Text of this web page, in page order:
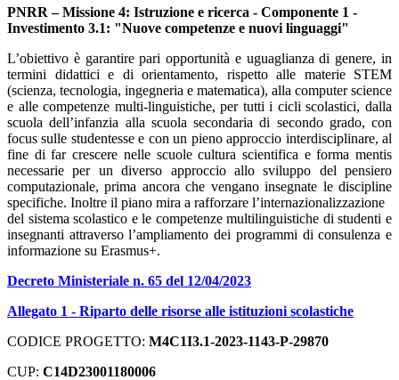
PNRR – Missione 4: Istruzione e ricerca - Componente 1 -
Investimento 3.1: "Nuove competenze e nuovi linguaggi"
L’obiettivo è garantire pari opportunità e uguaglianza di genere, in
termini didattici e di orientamento, rispetto alle materie STEM
(scienza, tecnologia, ingegneria e matematica), alla computer science
e alle competenze multi-linguistiche, per tutti i cicli scolastici, dalla
scuola dell’infanzia alla scuola secondaria di secondo grado, con
focus sulle studentesse e con un pieno approccio interdisciplinare, al
fine di far crescere nelle scuole cultura scientifica e forma mentis
necessarie per un diverso approccio allo sviluppo del pensiero
computazionale, prima ancora che vengano insegnate le discipline
specifiche. Inoltre il piano mira a rafforzare l’internazionalizzazione
del sistema scolastico e le competenze multilinguistiche di studenti e
insegnanti attraverso l’ampliamento dei programmi di consulenza e
informazione su Erasmus+.
Decreto Ministeriale n. 65 del 12/04/2023
Allegato 1 - Riparto delle risorse alle istituzioni scolastiche
CODICE PROGETTO: M4C1I3.1-2023-1143-P-29870
CUP: C14D23001180006